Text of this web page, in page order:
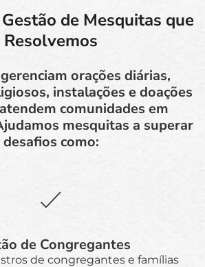
de Mesquitas que
Resolvemos
orações diárias,
instalações e doações
comunidades em
mesquitas a superar
desafios como:
de Congregantes
de congregantes e famílias